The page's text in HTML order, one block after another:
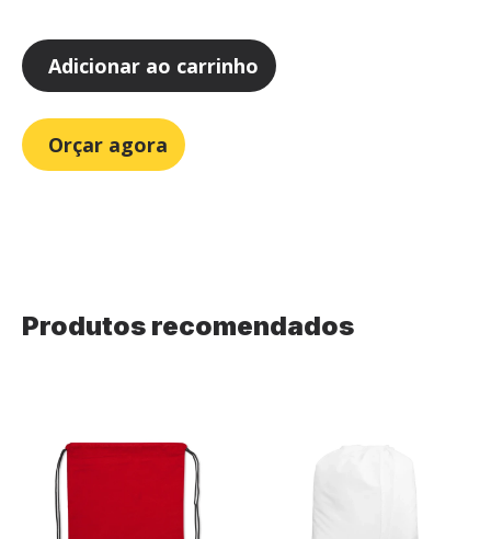
Adicionar ao carrinho
Orçar agora
Produtos recomendados